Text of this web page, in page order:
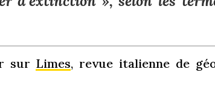
sur Limes, revue italienne de